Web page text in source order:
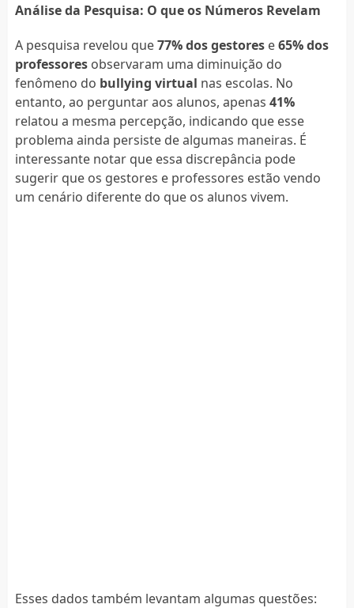
Análise da Pesquisa: O que os Números Revelam
A pesquisa revelou que77% dos gestorese65% dos
professoresobservaram uma diminuição do
fenômeno do bullying virtual nas escolas. No
entanto, ao perguntar aos alunos, apenas 41%
relatou a mesma percepção, indicando que esse
problema ainda persiste de algumas maneiras. É
interessante notar que essa discrepância pode
sugerir que os gestores e professores estão vendo
um cenário diferente do que os alunos vivem.
Esses dados também levantam algumas questões: